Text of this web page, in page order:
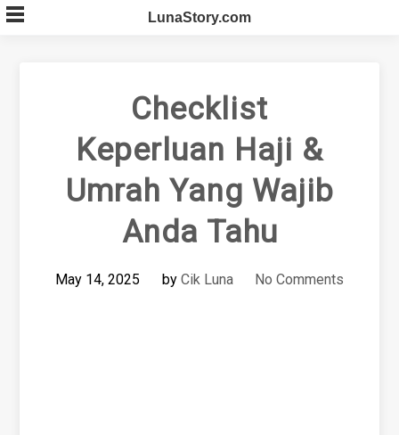
Skip
to
LunaStory.com
Checklist
Keperluan Haji &
Umrah Yang Wajib
Anda Tahu
May 14, 2025 by Cik Luna No Comments